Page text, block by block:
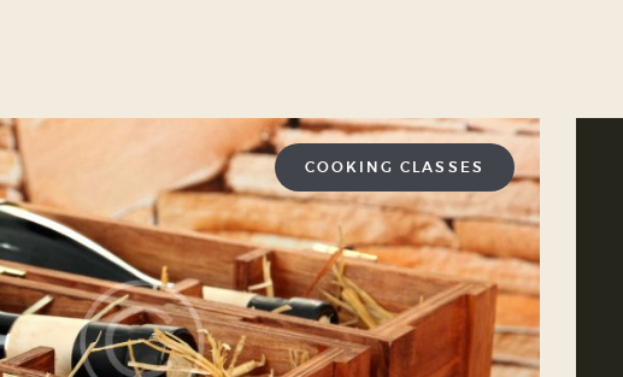
COOKING CLASSES